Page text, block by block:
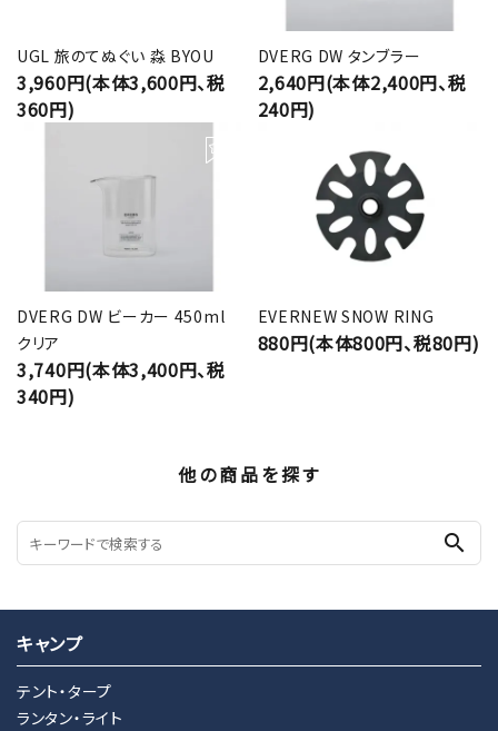
UGL 旅のてぬぐい 淼 BYOU
3,960円(本体3,600円、税
360円)
DVERG DW タンブラー
2,640円(本体2,400円、税
240円)
DVERG DW ビーカー 450ml
クリア
3,740円(本体3,400円、税
340円)
EVERNEW SNOW RING
880円(本体800円、税80円)
他の商品を探す
search
キャンプ
テント・タープ
ランタン・ライト